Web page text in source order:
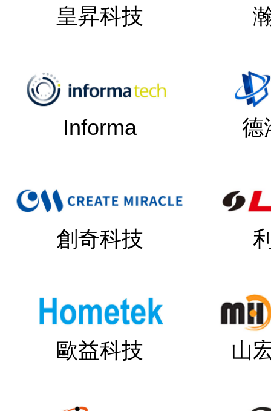
皇昇科技
Informa 德
創奇科技
歐益科技 山